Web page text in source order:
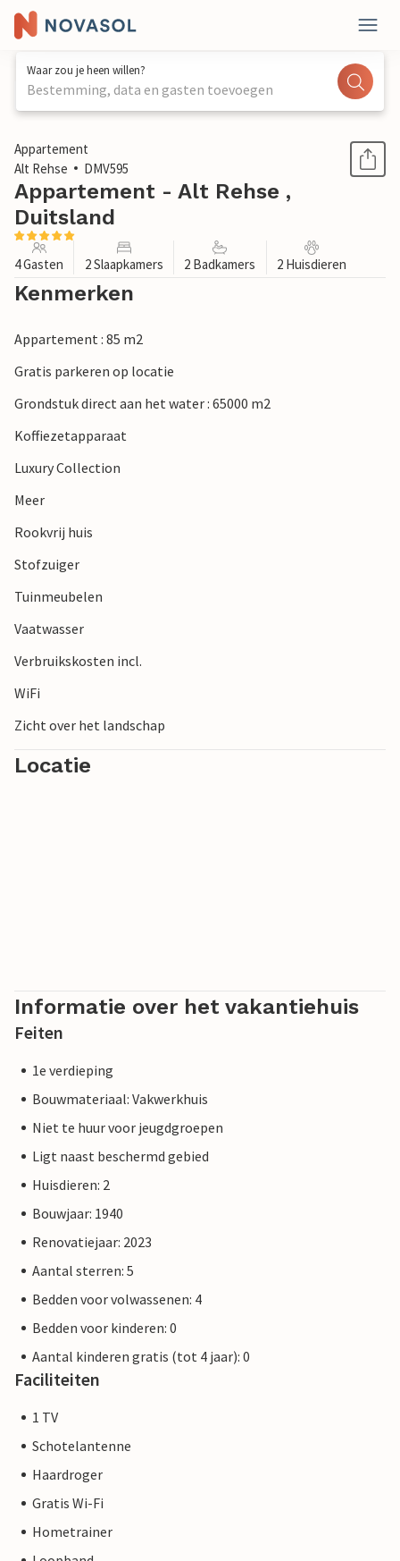
Waar zou je heen willen?
Bestemming, data en gasten toevoegen
1 / 1
Appartement
Alt Rehse
DMV595
Appartement - Alt Rehse ,
Duitsland
4 Gasten 2 Slaapkamers 2 Badkamers 2 Huisdieren
Kenmerken
Appartement : 85 m2
Gratis parkeren op locatie
Grondstuk direct aan het water : 65000 m2
Koffiezetapparaat
Luxury Collection
Meer
Rookvrij huis
Stofzuiger
Tuinmeubelen
Vaatwasser
Verbruikskosten incl.
WiFi
Zicht over het landschap
Locatie
Informatie over het vakantiehuis
Feiten
1e verdieping
Bouwmateriaal: Vakwerkhuis
Niet te huur voor jeugdgroepen
Ligt naast beschermd gebied
Huisdieren: 2
Bouwjaar: 1940
Renovatiejaar: 2023
Aantal sterren: 5
Bedden voor volwassenen: 4
Bedden voor kinderen: 0
Aantal kinderen gratis (tot 4 jaar): 0
Faciliteiten
1 TV
Schotelantenne
Haardroger
Gratis Wi-Fi
Hometrainer